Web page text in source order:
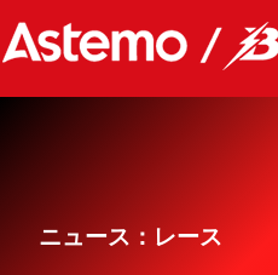
ニュース
グッズ
ニュース：レース